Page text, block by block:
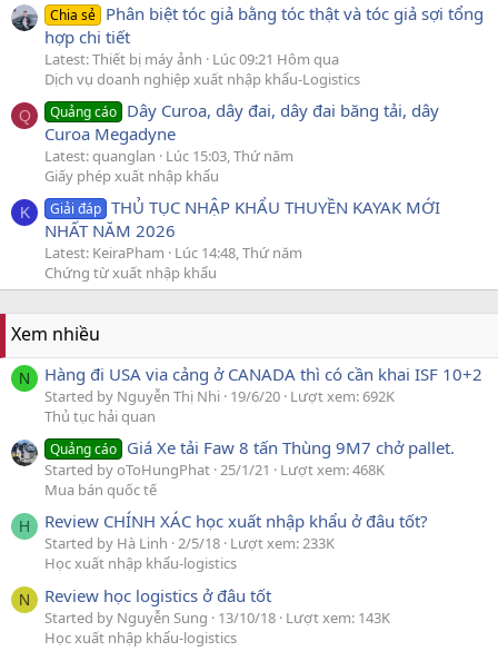
Chia sẻ Phân biệt tóc giả bằng tóc thật và tóc giả sợi tổng
hợp chi tiết
Latest: Thiết bị máy ảnh
Lúc 09:21 Hôm qua
Dịch vụ doanh nghiệp xuất nhập khẩu-Logistics
Q Quảng cáo Dây Curoa, dây đai, dây đai băng tải, dây
Curoa Megadyne
Latest: quanglan
Lúc 15:03, Thứ năm
Giấy phép xuất nhập khẩu
K Giải đáp THỦ TỤC NHẬP KHẨU THUYỀN KAYAK MỚI
NHẤT NĂM 2026
Latest: KeiraPham
Lúc 14:48, Thứ năm
Chứng từ xuất nhập khẩu
Xem nhiều
N Hàng đi USA via cảng ở CANADA thì có cần khai ISF 10+2
Started by Nguyễn Thị Nhi 19/6/20 Lượt xem: 692K
Thủ tục hải quan
Quảng cáo Giá Xe tải Faw 8 tấn Thùng 9M7 chở pallet.
Started by oToHungPhat 25/1/21
Lượt xem: 468K
Mua bán quốc tế
H Review CHÍNH XÁC học xuất nhập khẩu ở đâu tốt?
Started by Hà Linh 2/5/18 Lượt xem: 233K
Học xuất nhập khẩu-logistics
N Review học logistics ở đâu tốt
Started by Nguyễn Sung 13/10/18 Lượt xem: 143K
Học xuất nhập khẩu-logistics